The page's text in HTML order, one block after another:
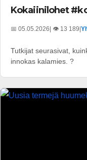
Kokaiinilohet
📅 05.05.2026 | 👁️ 13 189
Tutkijat seurasivat,
innokas kalamies. ?